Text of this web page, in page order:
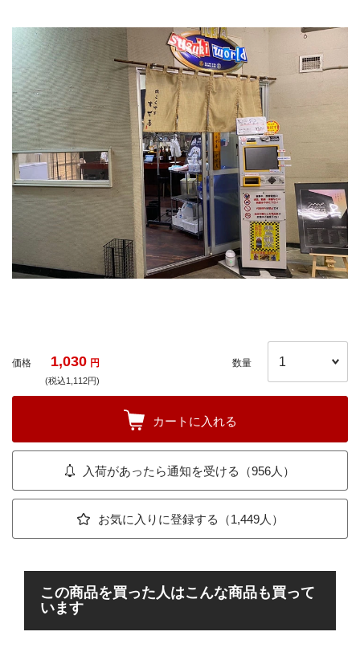
価格 1,030 円
(税込1,112円)
数量
カートに入れる
入荷があったら通知を受ける（956人）
お気に入りに登録する（1,449人）
この商品を買った人はこんな商品も買って
います